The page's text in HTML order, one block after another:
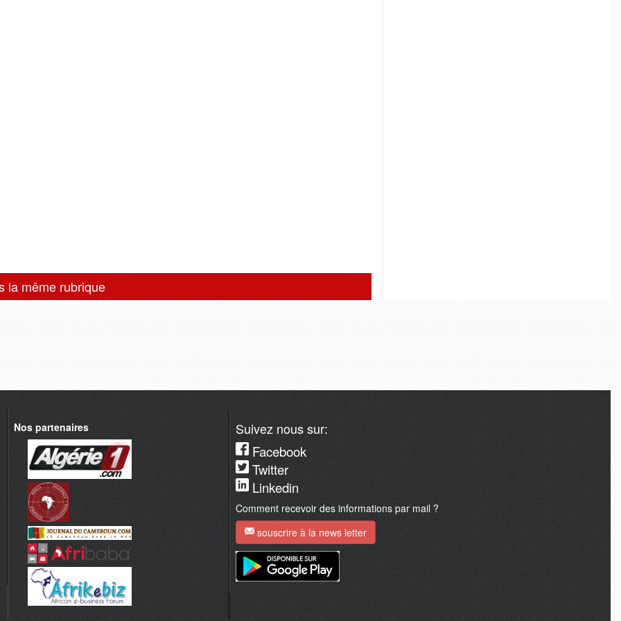
la même rubrique
Nos partenaires
Suivez nous sur:
Facebook
Twitter
Linkedin
Comment recevoir des informations par mail ?
souscrire à la news letter